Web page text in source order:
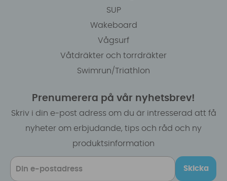
SUP
Wakeboard
Vågsurf
Våtdräkter och torrdräkter
Swimrun/Triathlon
Prenumerera på vår nyhetsbrev!
Skriv i din e-post adress om du är intresserad att få
nyheter om erbjudande, tips och råd och ny
produktsinformation
Skicka